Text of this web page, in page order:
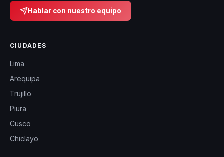
Hablar con nuestro equipo
CIUDADES
Lima
Arequipa
Trujillo
Piura
Cusco
Chiclayo